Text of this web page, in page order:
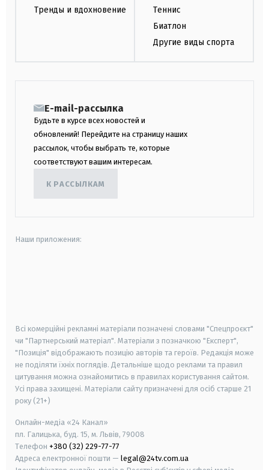
Тренды и вдохновение
Теннис
Биатлон
Другие виды спорта
E-mail-рассылка
Будьте в курсе всех новостей и
обновлений! Перейдите на страницу наших
рассылок, чтобы выбрать те, которые
соответствуют вашим интересам.
К РАССЫЛКАМ
Наши приложения:
Всі комерційні рекламні матеріали позначені словами "Спецпроєкт"
чи "Партнерський матеріал". Матеріали з позначкою "Експерт",
"Позиція" відображають позицію авторів та героїв. Редакція може
не поділяти їхніх поглядів. Детальніше щодо реклами та правил
цитування можна ознайомитись в правилах користування сайтом.
Усі права захищені. Матеріали сайту призначені для осіб старше 21
року (21+)
Онлайн-медіа «24 Канал»
пл. Галицька, буд. 15, м. Львів, 79008
Телефон +380 (32) 229-77-77
Адреса електронної пошти — legal@24tv.com.ua